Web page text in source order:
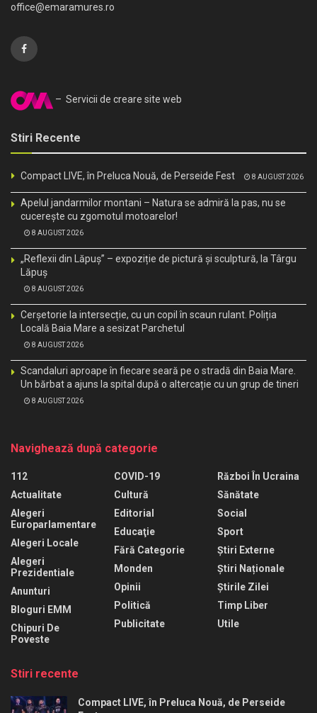
office@emaramures.ro
– Servicii de creare site web
Stiri Recente
Compact LIVE, în Preluca Nouă, de Perseide Fest 8 AUGUST 2026
Apelul jandarmilor montani – Natura se admiră la pas, nu se
cucerește cu zgomotul motoarelor!
8 AUGUST 2026
„Reflexii din Lăpuș” – expoziție de pictură și sculptură, la Târgu
Lăpuș
8 AUGUST 2026
Cerșetorie la intersecție, cu un copil în scaun rulant. Poliția
Locală Baia Mare a sesizat Parchetul
8 AUGUST 2026
Scandaluri aproape în fiecare seară pe o stradă din Baia Mare.
Un bărbat a ajuns la spital după o altercație cu un grup de tineri
8 AUGUST 2026
Navighează după categorie
112
Actualitate
Alegeri
Europarlamentare
Alegeri Locale
Alegeri
Prezidentiale
Anunturi
Bloguri EMM
Chipuri De
Poveste
COVID-19
Cultură
Editorial
Educaţie
Fără Categorie
Monden
Opinii
Politică
Publicitate
Război În Ucraina
Sănătate
Social
Sport
Știri Externe
Știri Naționale
Știrile Zilei
Timp Liber
Utile
Stiri recente
Compact LIVE, în Preluca Nouă, de Perseide